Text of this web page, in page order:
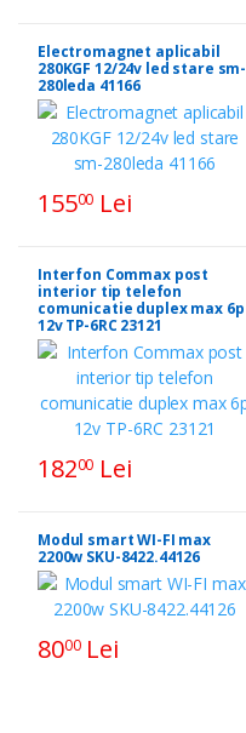
Electromagnet aplicabil
280KGF 12/24v led stare sm-
280leda 41166
15500 Lei
Interfon Commax post
interior tip telefon
comunicatie duplex max 6p
12v TP-6RC 23121
18200 Lei
Modul smart WI-FI max
2200w SKU-8422.44126
8000Lei